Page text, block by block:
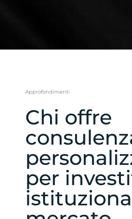
Approfondimenti
Chi offre
per